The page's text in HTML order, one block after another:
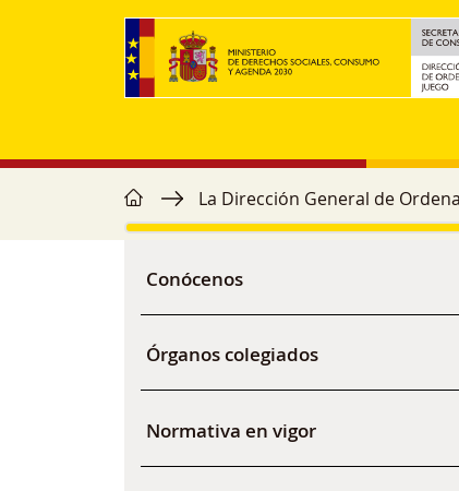
Pasar al contenido principal
Ruta de navegación
home La Dirección General de
Conócenos
Órganos colegiados
Normativa en vigor